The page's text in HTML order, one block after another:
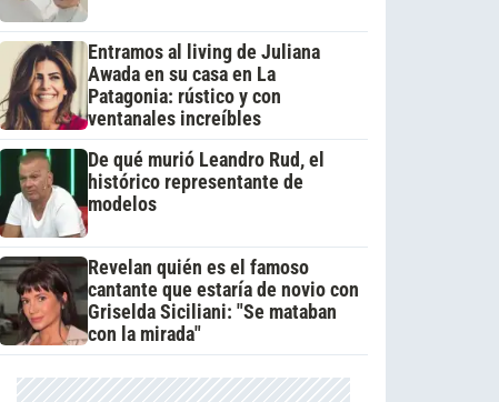
Entramos al living de Juliana
Awada en su casa en La
Patagonia: rústico y con
ventanales increíbles
De qué murió Leandro Rud, el
histórico representante de
modelos
Revelan quién es el famoso
cantante que estaría de novio con
Griselda Siciliani: "Se mataban
con la mirada"